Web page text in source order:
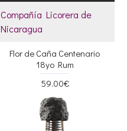
Compañía Licorera de
Nicaragua
Flor de Caña Centenario
18yo Rum
59.00€